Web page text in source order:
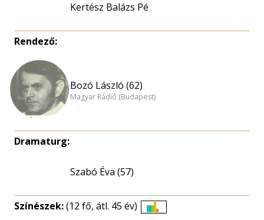
Kertész Balázs Pé
Rendező:
Bozó László (62)
Magyar Rádió (Budapest)
Dramaturg:
Szabó Éva (57)
Színészek:(12 fő, átl. 45 év)